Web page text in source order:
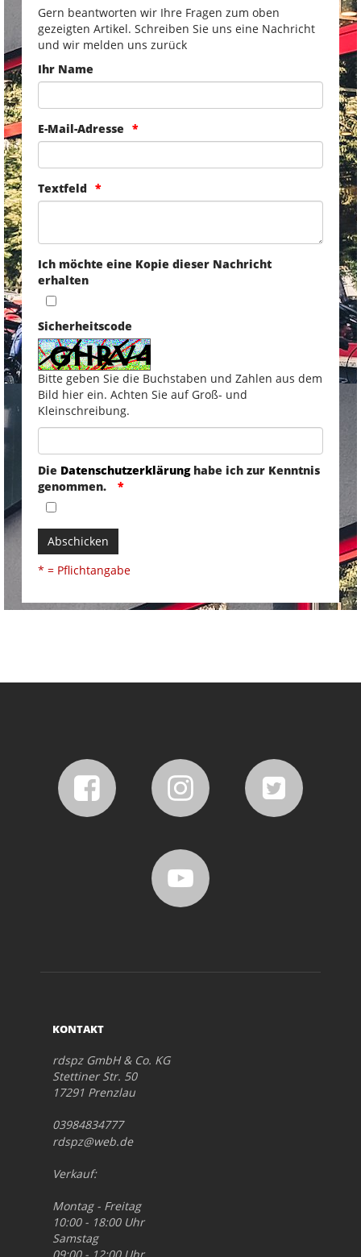
Gern beantworten wir Ihre Fragen zum oben
gezeigten Artikel. Schreiben Sie uns eine Nachricht
und wir melden uns zurück
Ihr Name
E-Mail-Adresse
Textfeld
Ich möchte eine Kopie dieser Nachricht
erhalten
Sicherheitscode
Bitte geben Sie die Buchstaben und Zahlen aus dem
Bild hier ein. Achten Sie auf Groß- und
Kleinschreibung.
Die Datenschutzerklärunghabe ich zur Kenntnis
genommen.
Abschicken
* = Pflichtangabe
KONTAKT
rdspz GmbH & Co. KG
Stettiner Str. 50
17291 Prenzlau
03984834777
rdspz@web.de
Verkauf:
Montag - Freitag
10:00 - 18:00 Uhr
Samstag
09:00 - 12:00 Uhr